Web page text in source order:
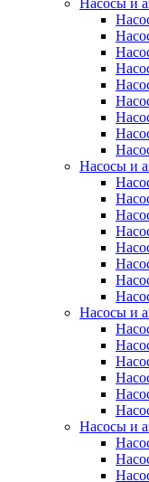
Насосы и
Насосы и
Насосы и
Насосы и